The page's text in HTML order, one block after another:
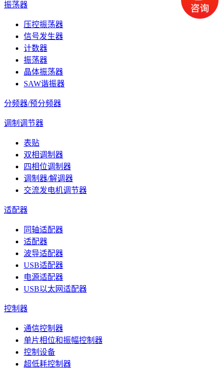
振荡器
压控振荡器
信号发生器
计数器
振荡器
晶体振荡器
SAW谐振器
分频器/预分频器
调制调节器
表贴
双相调制器
四相位调制器
调制器/解调器
交流发电机调节器
适配器
同轴适配器
适配器
波导适配器
USB适配器
电源适配器
USB以太网适配器
控制器
通信控制器
单片相位和振幅控制器
控制设备
超低耗控制器